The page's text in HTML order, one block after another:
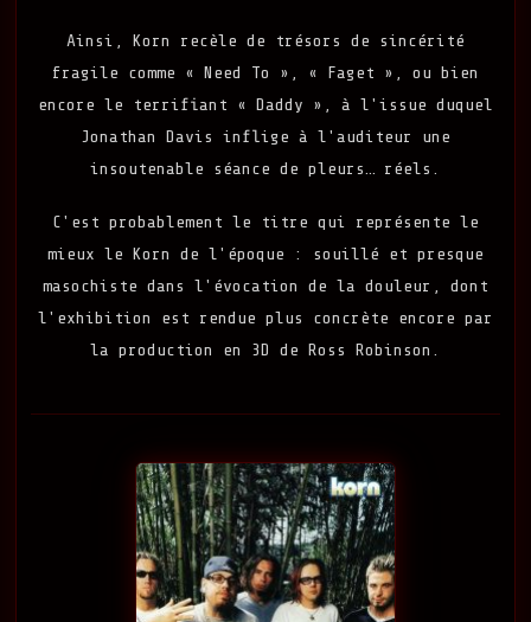
Ainsi, Korn recèle de trésors de sincérité
fragile comme « Need To », « Faget », ou bien
encore le terrifiant « Daddy », à l'issue duquel
Jonathan Davis inflige à l'auditeur une
insoutenable séance de pleurs… réels.
C'est probablement le titre qui représente le
mieux le Korn de l'époque : souillé et presque
masochiste dans l'évocation de la douleur, dont
l'exhibition est rendue plus concrète encore par
la production en 3D de Ross Robinson.